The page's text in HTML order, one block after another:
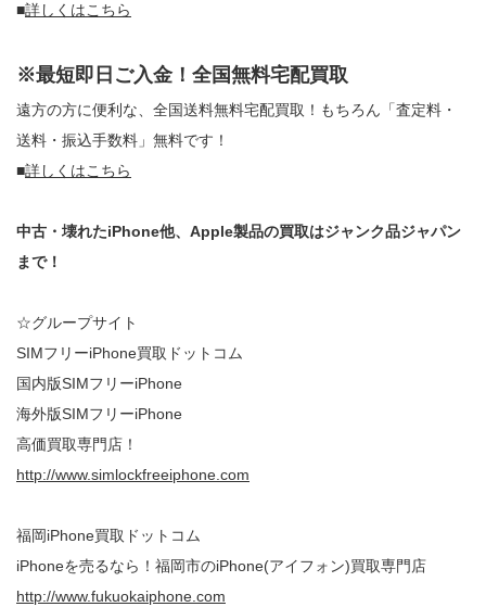
■詳しくはこちら
※最短即日ご入金！全国無料宅配買取
遠方の方に便利な、全国送料無料宅配買取！もちろん「査定料・
送料・振込手数料」無料です！
■詳しくはこちら
中古・壊れたiPhone他、Apple製品の買取はジャンク品ジャパン
まで！
☆グループサイト
SIMフリーiPhone買取ドットコム
国内版SIMフリーiPhone
海外版SIMフリーiPhone
高価買取専門店！
http://www.simlockfreeiphone.com
福岡iPhone買取ドットコム
iPhoneを売るなら！福岡市のiPhone(アイフォン)買取専門店
http://www.fukuokaiphone.com